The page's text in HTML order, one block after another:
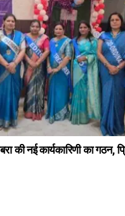
की नई कार्यकारिणी का गठन,